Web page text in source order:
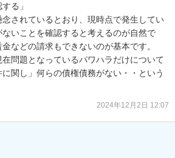
る」
されているとおり、現時点で発生してい
いことを確認すると考えるのが自然で
などの請求もできないのが基本です。
問題となっているパワハラだけについて
関し」何らの債権債務がない・・という
2024年12月2日 12:07